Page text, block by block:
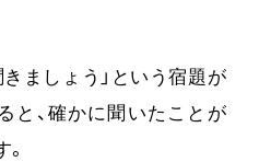
ましょう」という宿題が
と、確かに聞いたことが